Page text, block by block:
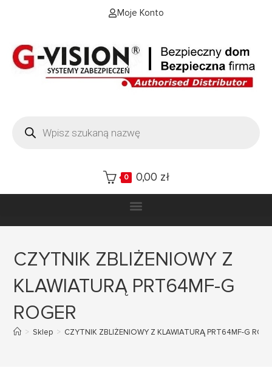
Moje Konto
0 0,00 zł
CZYTNIK ZBLIŻENIOWY Z
KLAWIATURĄ PRT64MF-G
ROGER
> Sklep > CZYTNIK ZBLIŻENIOWY Z KLAWIATURĄ PRT64MF-G